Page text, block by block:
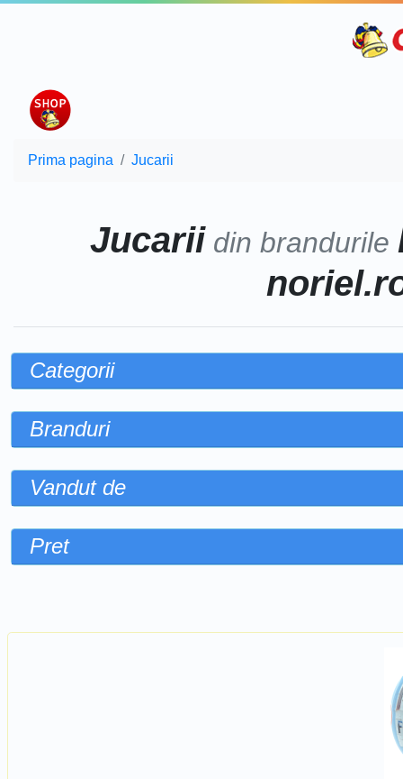
Prima pagina Jucarii
Jucariidin brandurile
Categorii
Branduri
Vandut de
Pret